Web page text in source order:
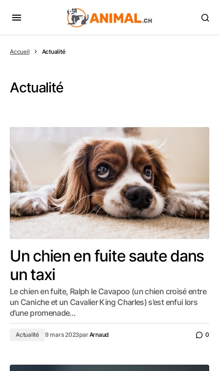
Accueil Actualité
Actualité
Un chien en fuite saute dans
un taxi
Le chien en fuite, Ralph le Cavapoo (un chien croisé entre
un Caniche et un Cavalier King Charles) s’est enfui lors
d’une promenade…
Actualité 9 mars 2023parArnaud 0